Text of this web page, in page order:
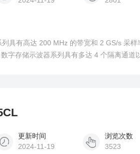
具有高达 200 MHz 的带宽和 2 GS/s 采样
字存储示波器系列具有多达 4 个隔离通道
更新时间
2024-11-19
浏览次数
3523